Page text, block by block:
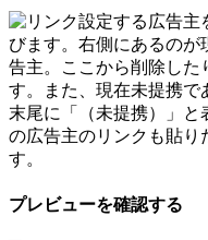
びます。右側にあるの
告主。ここから削除した
す。また、現在未提携で
末尾に「（未提携）」
の広告主のリンクも貼り
す。
プレビューを確認する